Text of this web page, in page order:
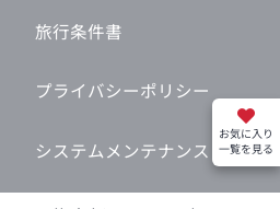
お気に入り
一覧を見る
旅行条件書
プライバシーポリシー
システムメンテナンス